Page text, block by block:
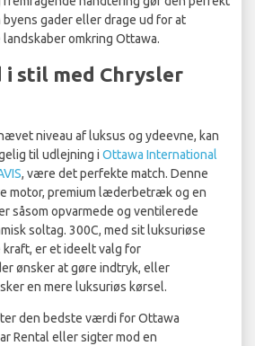
gader eller drage ud for at
omkring Ottawa.
i stil med Chrysler
niveau af luksus og ydeevne, kan
til udlejning i Ottawa International
, være det perfekte match. Denne
motor, premium læderbetræk og en
såsom opvarmede og ventilerede
soltag. 300C, med sit luksuriøse
er et ideelt valg for
ønsker at gøre indtryk, eller
en mere luksuriøs kørsel.
den bedste værdi for Ottawa
Rental eller sigter mod en